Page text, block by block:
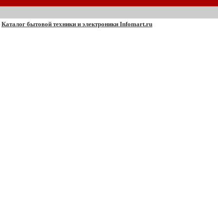
Каталог бытовой техники и электроники Infomart.ru